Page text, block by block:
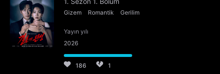
Gizem Romantik Gerilim
Yayın yılı
2026
186 1